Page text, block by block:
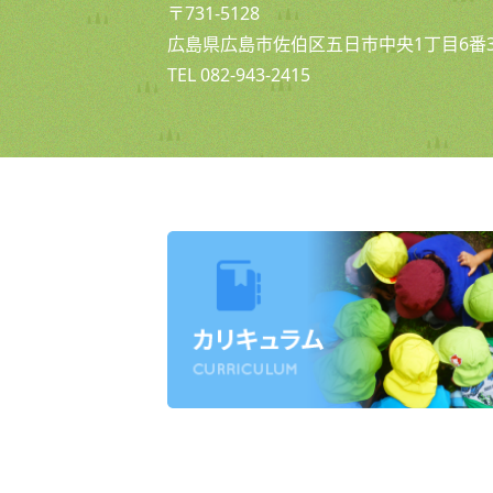
〒731-5128
広島県広島市佐伯区五日市中央1丁目6番
TEL 082-943-2415